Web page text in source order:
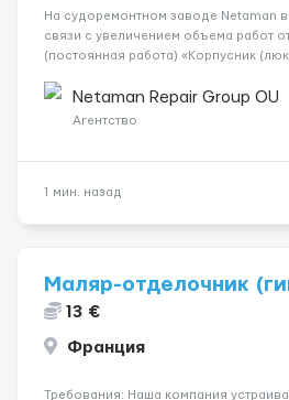
На судоремонтном заводе Netaman
связи с увеличением объема работ
(постоянная работа) «Корпусник
люковым закрытиям: замена
корпусных кон...
Netaman Repair Group OU
Агентство
1 мин. назад
Маляр-отделочник
13 €
Франция
Требования: Наша компания